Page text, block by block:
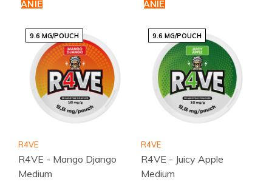
PANIER
PANIER
9.6 MG/POUCH
R4VE
R4VE - Mango Django
Medium
9.6 MG/POUCH
R4VE
R4VE - Juicy Apple
Medium